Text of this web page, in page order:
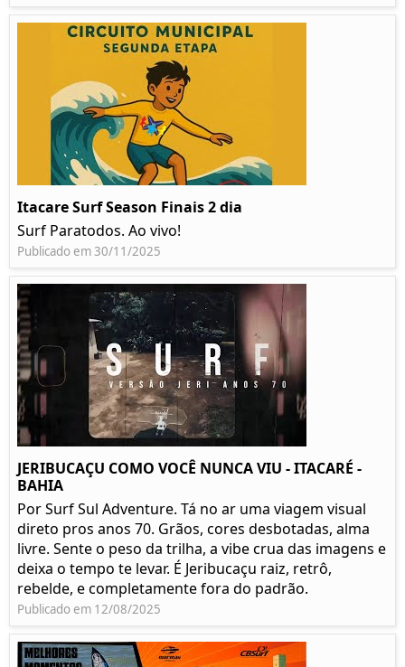
Itacare Surf Season Finais 2 dia
Surf Paratodos. Ao vivo!
Publicado em 30/11/2025
JERIBUCAÇU COMO VOCÊ NUNCA VIU - ITACARÉ -
BAHIA
Por Surf Sul Adventure. Tá no ar uma viagem visual
direto pros anos 70. Grãos, cores desbotadas, alma
livre. Sente o peso da trilha, a vibe crua das imagens e
deixa o tempo te levar. É Jeribucaçu raiz, retrô,
rebelde, e completamente fora do padrão.
Publicado em 12/08/2025